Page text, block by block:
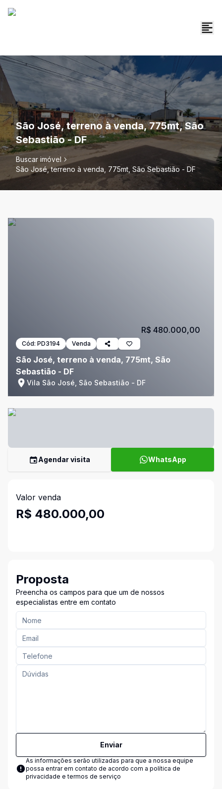
São José, terreno à venda, 775mt, São
Sebastião - DF
Buscar imóvel
São José, terreno à venda, 775mt, São Sebastião - DF
Cód: PD3194 Venda
São José, terreno à venda, 775mt, São
Sebastião - DF
Vila São José, São Sebastião - DF
R$ 480.000,00
Agendar visita WhatsApp
Valor venda
R$ 480.000,00
Proposta
Preencha os campos para que um de nossos
especialistas entre em contato
Enviar
As informações serão utilizadas para que a nossa equipe
possa entrar em contato de acordo com a política de
privacidade e termos de serviço